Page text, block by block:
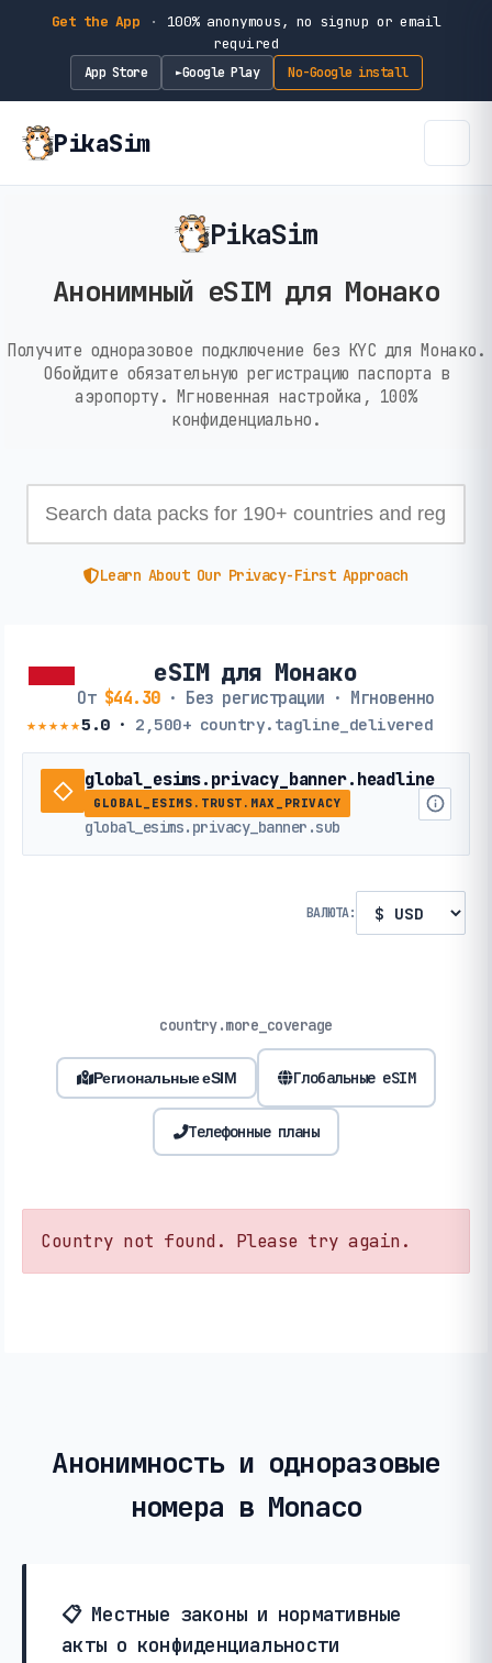
Get the App ·
100% anonymous, no signup or email
required
App Store ►Google Play No-Google install
PikaSim
PikaSim
Анонимный eSIM для Монако
Получите одноразовое подключение без KYC для Монако.
Обойдите обязательную регистрацию паспорта в
аэропорту. Мгновенная настройка, 100%
конфиденциально.
Learn About Our Privacy-First Approach
eSIM для Монако
От $44.30· Без регистрации · Мгновенно
★★★★★5.0· 2,500+ country.tagline_delivered
global_esims.privacy_banner.headline
GLOBAL_ESIMS.TRUST.MAX_PRIVACY
global_esims.privacy_banner.sub
ВАЛЮТА:
country.more_coverage
Региональные eSIM Глобальные eSIM
Телефонные планы
Country not found. Please try again.
Анонимность и одноразовые
номера в Monaco
📋 Местные законы и нормативные
акты о конфиденциальности